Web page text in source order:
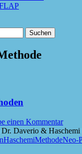
einen Kommentar
Daverio &
HaschemiMethodeNeo-